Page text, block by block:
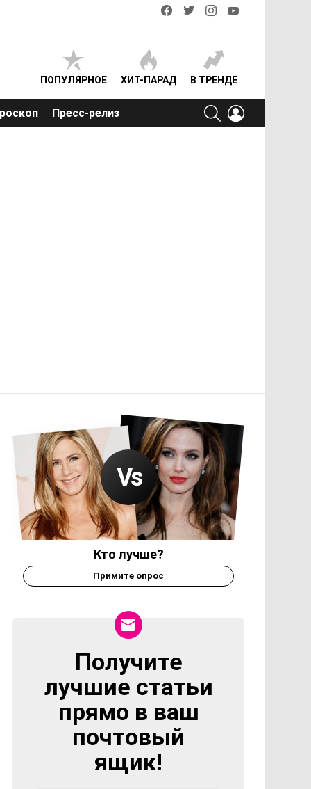
facebooktwitterinstagram
ПОПУЛЯРНОЕ ХИТ-ПАРАД В ТРЕНДЕ
Пресс-релиз
SEARCH
Кто лучше?
Примите опрос
NEWSLETTER
Получите
лучшие статьи
прямо в ваш
почтовый
ящик!